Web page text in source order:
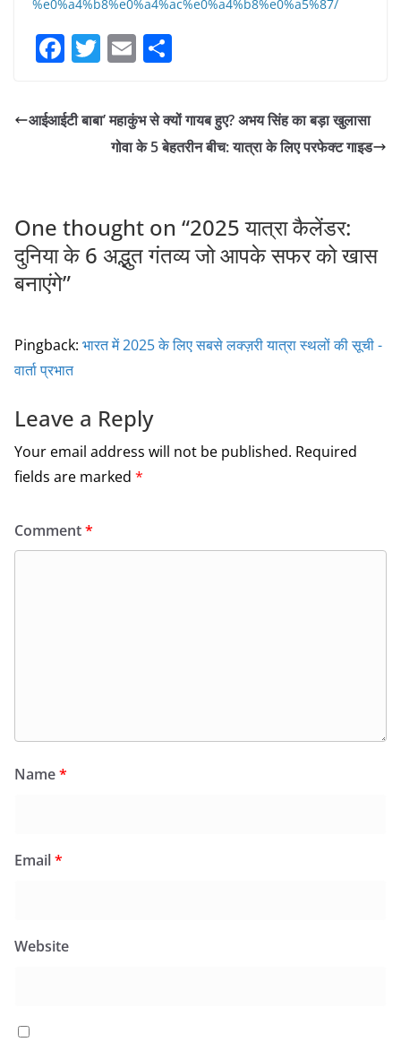
%e0%a4%b8%e0%a4%ac%e0%a4%b8%e0%a5%87/
F
c
e
o
k
T
itt
er
E
ai
l
ar
e
आईआईटी बाबा’ महाकुंभ से क्यों गायब हुए? अभय सिंह का बड़ा खुलासा
गोवा के 5 बेहतरीन बीच: यात्रा के लिए परफेक्ट गाइड
One thought on “2025 यात्रा कैलेंडर:
दुनिया के 6 अद्भुत गंतव्य जो आपके सफर को खास
बनाएंगे”
Pingback: भारत में 2025 के लिए सबसे लक्ज़री यात्रा स्थलों की सूची -
वार्ता प्रभात
Leave a Reply
Your email address will not be published. Required
fields are marked *
Comment*
Name*
Email*
Website